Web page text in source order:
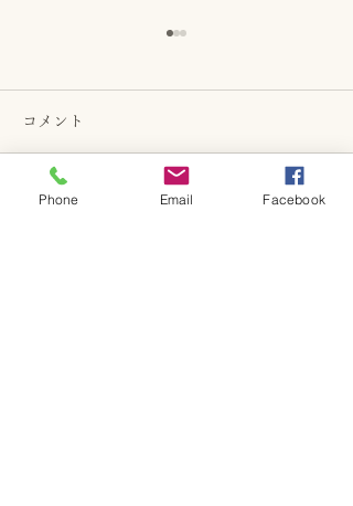
コメント
コメントを追加…
Phone Email Facebook